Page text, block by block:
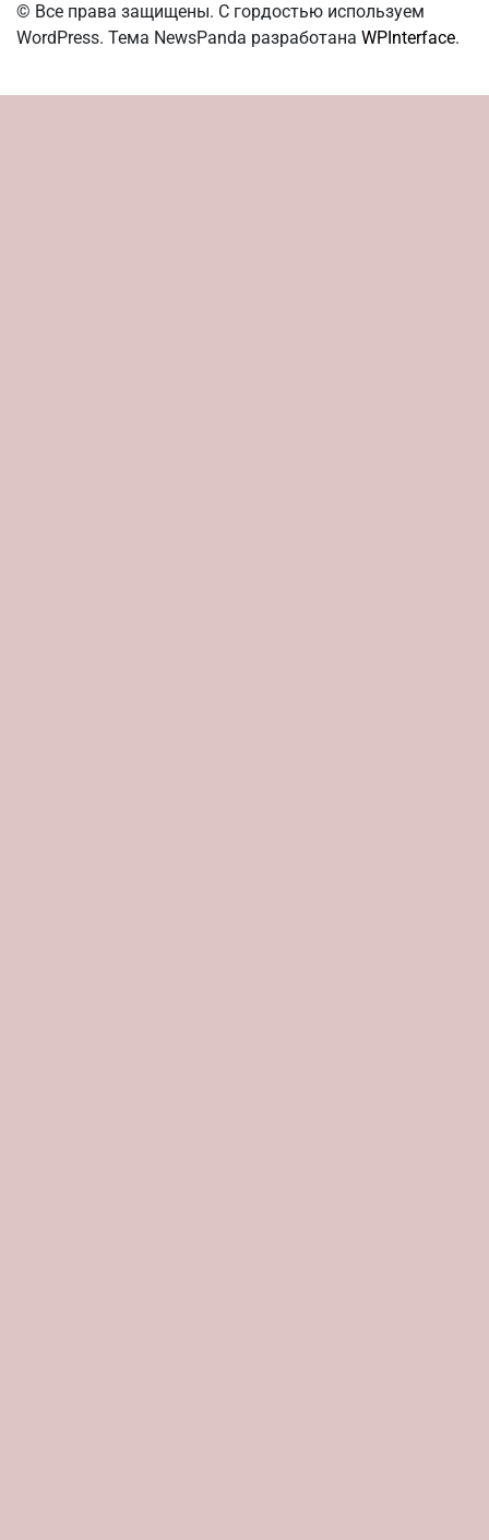
© Все права защищены. С гордостью используем
WordPress. Тема NewsPanda разработана WPInterface.